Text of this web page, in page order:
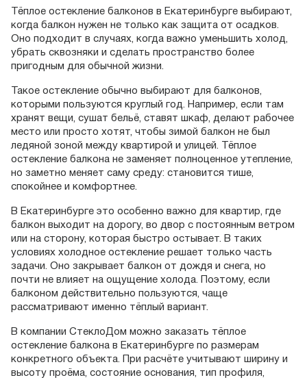
Тёплое остекление балконов в Екатеринбурге выбирают,
когда балкон нужен не только как защита от осадков.
Оно подходит в случаях, когда важно уменьшить холод,
убрать сквозняки и сделать пространство более
пригодным для обычной жизни.
Такое остекление обычно выбирают для балконов,
которыми пользуются круглый год. Например, если там
хранят вещи, сушат бельё, ставят шкаф, делают рабочее
место или просто хотят, чтобы зимой балкон не был
ледяной зоной между квартирой и улицей. Тёплое
остекление балкона не заменяет полноценное утепление,
но заметно меняет саму среду: становится тише,
спокойнее и комфортнее.
В Екатеринбурге это особенно важно для квартир, где
балкон выходит на дорогу, во двор с постоянным ветром
или на сторону, которая быстро остывает. В таких
условиях холодное остекление решает только часть
задачи. Оно закрывает балкон от дождя и снега, но
почти не влияет на ощущение холода. Поэтому, если
балконом действительно пользуются, чаще
рассматривают именно тёплый вариант.
В компании СтеклоДом можно заказать тёплое
остекление балкона в Екатеринбурге по размерам
конкретного объекта. При расчёте учитывают ширину и
высоту проёма, состояние основания, тип профиля,